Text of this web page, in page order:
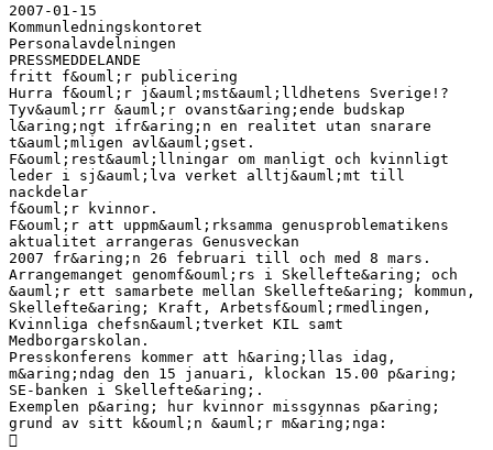
2007-01-15
Kommunledningskontoret
Personalavdelningen
PRESSMEDDELANDE
fritt f&ouml;r publicering
Hurra f&ouml;r j&auml;mst&auml;lldhetens Sverige!?
Tyv&auml;rr &auml;r ovanst&aring;ende budskap
l&aring;ngt ifr&aring;n en realitet utan snarare
t&auml;mligen avl&auml;gset.
F&ouml;rest&auml;llningar om manligt och kvinnligt
leder i sj&auml;lva verket alltj&auml;mt till
nackdelar
f&ouml;r kvinnor.
F&ouml;r att uppm&auml;rksamma genusproblematikens
aktualitet arrangeras Genusveckan
2007 fr&aring;n 26 februari till och med 8 mars.
Arrangemanget genomf&ouml;rs i Skellefte&aring; och
&auml;r ett samarbete mellan Skellefte&aring; kommun,
Skellefte&aring; Kraft, Arbetsf&ouml;rmedlingen,
Kvinnliga chefsn&auml;tverket KIL samt
Medborgarskolan.
Presskonferens kommer att h&aring;llas idag,
m&aring;ndag den 15 januari, klockan 15.00 p&aring;
SE-banken i Skellefte&aring;.
Exemplen p&aring; hur kvinnor missgynnas p&aring;
grund av sitt k&ouml;n &auml;r m&aring;nga:
